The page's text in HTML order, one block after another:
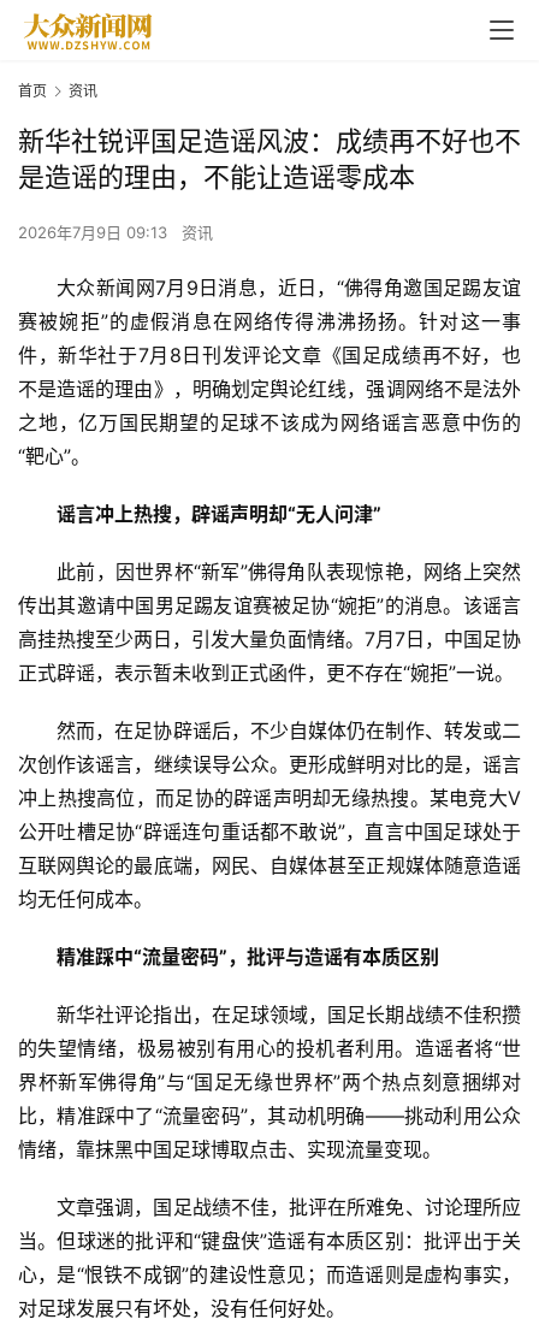
首
页
资
商
业
首页 资讯
新华社锐评国足造谣风波：成绩再不好也不
是造谣的理由，不能让造谣零成本
2026年7月9日 09:13 资讯
大众新闻网7月9日消息，近日，“佛得角邀国足踢友谊
赛被婉拒”的虚假消息在网络传得沸沸扬扬。针对这一事
件，新华社于7月8日刊发评论文章《国足成绩再不好，也
不是造谣的理由》，明确划定舆论红线，强调网络不是法外
之地，亿万国民期望的足球不该成为网络谣言恶意中伤的
“靶心”。
谣言冲上热搜，辟谣声明却“无人问津”
此前，因世界杯“新军”佛得角队表现惊艳，网络上突然
传出其邀请中国男足踢友谊赛被足协“婉拒”的消息。该谣言
高挂热搜至少两日，引发大量负面情绪。7月7日，中国足协
正式辟谣，表示暂未收到正式函件，更不存在“婉拒”一说。
然而，在足协辟谣后，不少自媒体仍在制作、转发或二
次创作该谣言，继续误导公众。更形成鲜明对比的是，谣言
冲上热搜高位，而足协的辟谣声明却无缘热搜。某电竞大V
公开吐槽足协“辟谣连句重话都不敢说”，直言中国足球处于
互联网舆论的最底端，网民、自媒体甚至正规媒体随意造谣
均无任何成本。
精准踩中“流量密码”，批评与造谣有本质区别
新华社评论指出，在足球领域，国足长期战绩不佳积攒
的失望情绪，极易被别有用心的投机者利用。造谣者将“世
界杯新军佛得角”与“国足无缘世界杯”两个热点刻意捆绑对
比，精准踩中了“流量密码”，其动机明确——挑动利用公众
情绪，靠抹黑中国足球博取点击、实现流量变现。
文章强调，国足战绩不佳，批评在所难免、讨论理所应
当。但球迷的批评和“键盘侠”造谣有本质区别：批评出于关
心，是“恨铁不成钢”的建设性意见；而造谣则是虚构事实，
对足球发展只有坏处，没有任何好处。